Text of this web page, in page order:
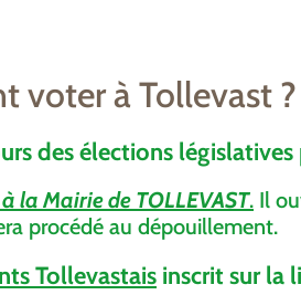
voter à Tollevast ?
des élections
la Mairie de TOLLEVAST. Il
procédé au dépouillement.
Tollevastais inscrit sur la